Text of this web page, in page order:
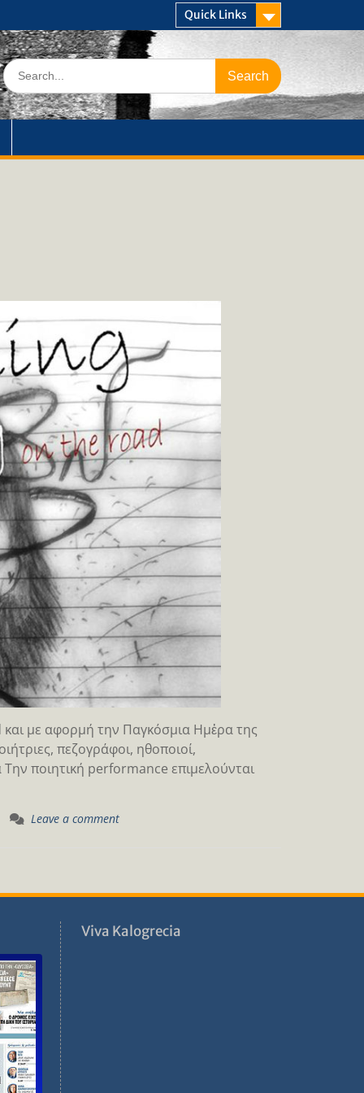
Quick Links
Search
for:
με αφορμή την Παγκόσμια Ημἐρα της
πεζογράφοι, ηθοποιοί,
Την ποιητική performance επιμελούνται
Leave a comment
Viva Kalogrecia